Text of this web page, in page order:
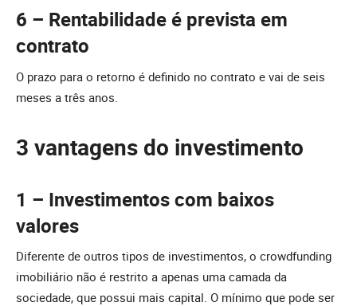
6 – Rentabilidade é prevista em
contrato
O prazo para o retorno é definido no contrato e vai de seis
meses a três anos.
3 vantagens do investimento
1 – Investimentos com baixos
valores
Diferente de outros tipos de investimentos, o crowdfunding
imobiliário não é restrito a apenas uma camada da
sociedade, que possui mais capital. O mínimo que pode ser